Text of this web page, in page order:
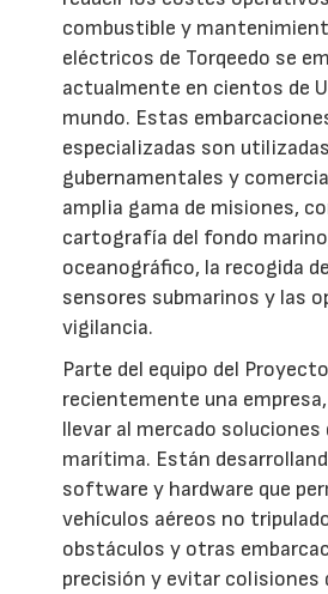
combustible y
eléctricos de Torqeedo se
actualmente en cientos de
mundo. Estas
especializadas son
gubernamentales y
amplia gama de misiones,
cartografía del fondo
oceanográfico, la recogida
sensores submarinos y las
vigilancia.
Parte del equipo del
recientemente una empresa,
llevar al mercado
marítima. Están
software y hardware que
vehículos aéreos no
obstáculos y otras
precisión y evitar colisiones